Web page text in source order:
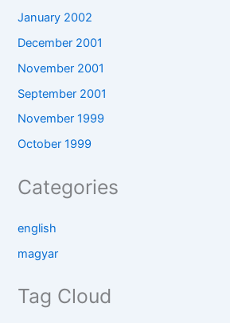
January 2002
December 2001
November 2001
September 2001
November 1999
October 1999
Categories
english
magyar
Tag Cloud